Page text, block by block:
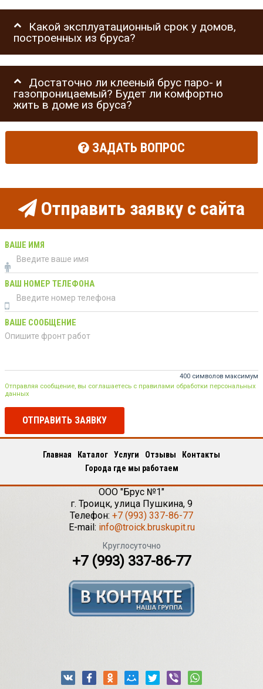
Какой эксплуатационный срок у домов,
построенных из бруса?
Достаточно ли клееный брус паро- и
газопроницаемый? Будет ли комфортно
жить в доме из бруса?
ЗАДАТЬ ВОПРОС
Отправить заявку с сайта
ВАШЕ ИМЯ
ВАШ НОМЕР ТЕЛЕФОНА
ВАШЕ СООБЩЕНИЕ
400 символов максимум
Отправляя сообщение, вы соглашаетесь с правилами обработки персональных
данных
ОТПРАВИТЬ ЗАЯВКУ
Главная Каталог Услуги Отзывы
Контакты
Города где мы работаем
ООО "Брус №1"
г. Троицк, улица Пушкина, 9
Телефон: +7 (993) 337-86-77
E-mail: info@troick.bruskupit.ru
Круглосуточно
+7 (993) 337-86-77